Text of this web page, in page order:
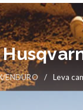
ENDURO / Leva